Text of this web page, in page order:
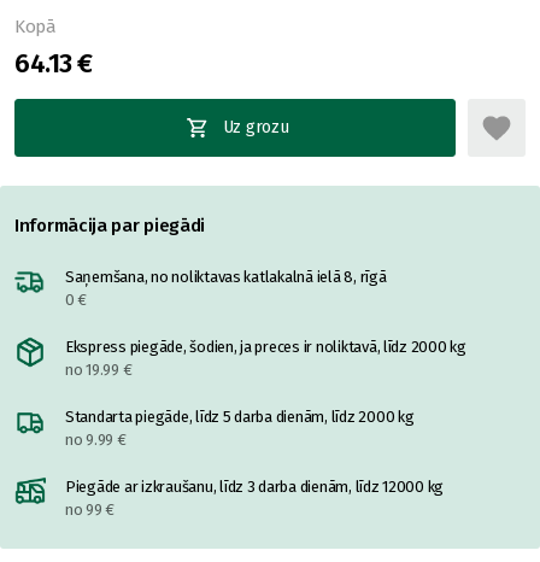
Kopā
64.13 €
Uz grozu
Informācija par piegādi
Saņemšana, no noliktavas katlakalnā ielā 8, rīgā
0 €
Ekspress piegāde, šodien, ja preces ir noliktavā, līdz 2000 kg
no 19.99 €
Standarta piegāde, līdz 5 darba dienām, līdz 2000 kg
no 9.99 €
Piegāde ar izkraušanu, līdz 3 darba dienām, līdz 12000 kg
no 99 €